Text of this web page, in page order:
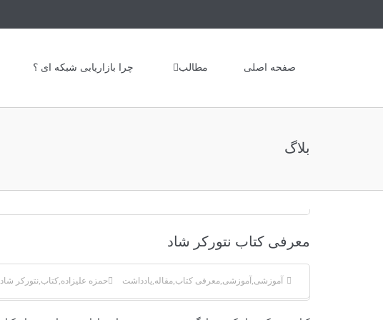
صفحه اصلی مطالب چرا بازاریابی شبکه ای ؟
بلاگ
معرفی کتاب نتورکر شاد
آموزشی, آموزشی,معرفی کتاب,مقاله,یادداشت حمزه علیزاده,کتاب,نتورکر شاد